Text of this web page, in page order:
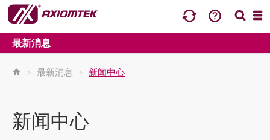
最新消息
> 最新消息 > 新闻中心
新闻中心